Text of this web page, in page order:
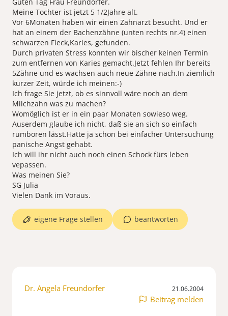
Meine Tochter ist jetzt 5 1/2Jahre alt.
Vor 6Monaten haben wir einen Zahnarzt besucht. Und er
hat an einem der Bachenzähne (unten rechts nr.4) einen
schwarzen Fleck,Karies, gefunden.
Durch privaten Stress konnten wir bischer keinen Termin
zum entfernen von Karies gemacht.Jetzt fehlen Ihr bereits
5Zähne und es wachsen auch neue Zähne nach.In ziemlich
kurzer Zeit, würde ich meinen:-)
Ich frage Sie jetzt, ob es sinnvoll wäre noch an dem
Milchzahn was zu machen?
Womöglich ist er in ein paar Monaten sowieso weg.
Auserdem glaube ich nicht, daß sie an sich so einfach
rumboren lässt.Hatte ja schon bei einfacher Untersuchung
panische Angst gehabt.
Ich will ihr nicht auch noch einen Schock fürs leben
vepassen.
Was meinen Sie?
SG Julia
Vielen Dank im Voraus.
beantworten
eigene Frage stellen
Dr. Angela Freundorfer 21.06.2004
Beitrag melden